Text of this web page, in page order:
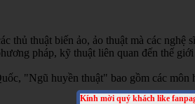
Kính mời quý khách like
thủ thuật biến ảo, ảo thuật mà các
pháp, kỹ thuật liên quan đến thế
"Ngũ huyền thuật" bao gồm các